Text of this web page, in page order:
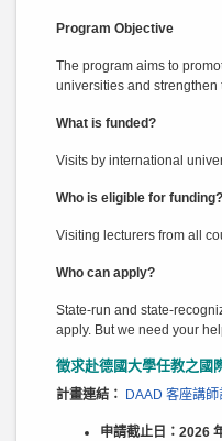
Program Objective
The program aims to
universities and
What is funded?
Visits by international
Who is eligible for funding?
Visiting lecturers from all
Who can apply?
State-run and state-
apply. But we need your
徵求赴德國大學任教之國
計畫連結： DAAD 客座講師
申請截止日：2026